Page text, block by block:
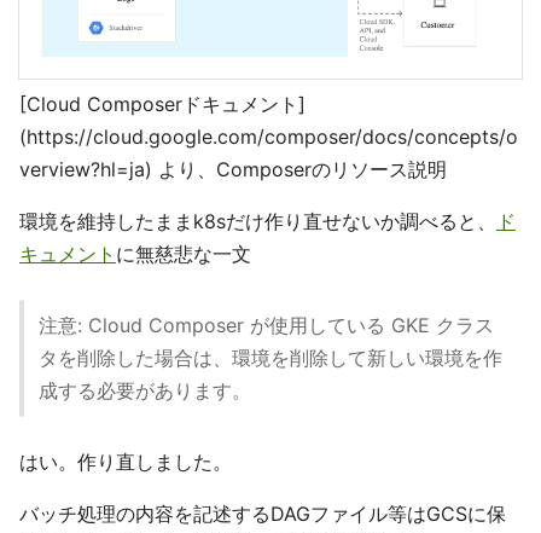
[Cloud Composerドキュメント]
(https://cloud.google.com/composer/docs/concepts/o
verview?hl=ja) より、Composerのリソース説明
環境を維持したままk8sだけ作り直せないか調べると、
ド
キュメント に無慈悲な一文
注意: Cloud Composer が使用している GKE クラス
タを削除した場合は、環境を削除して新しい環境を作
成する必要があります。
はい。作り直しました。
バッチ処理の内容を記述するDAGファイル等はGCSに保